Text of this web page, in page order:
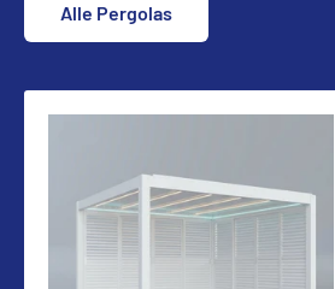
Alle Pergolas